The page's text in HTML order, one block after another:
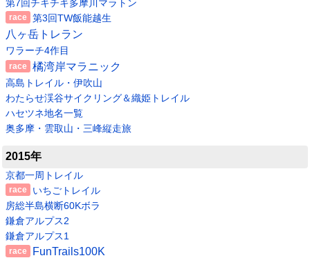
第7回チキチキ多摩川マラトン
第3回TW飯能越生
八ヶ岳トレラン
ワラーチ4作目
橘湾岸マラニック
高島トレイル・伊吹山
わたらせ渓谷サイクリング＆織姫トレイル
ハセツネ地名一覧
奥多摩・雲取山・三峰縦走旅
2015年
京都一周トレイル
いちごトレイル
房総半島横断60Kボラ
鎌倉アルプス2
鎌倉アルプス1
FunTrails100K